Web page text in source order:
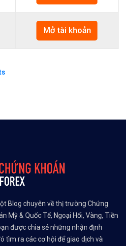
Mở tài khoản
Blog chuyên về thị trường Chứng
Mỹ & Quốc Tế, Ngoại Hối, Vàng, Tiền
được chia sẻ những nhận định
tìm ra các cơ hội để giao dịch và